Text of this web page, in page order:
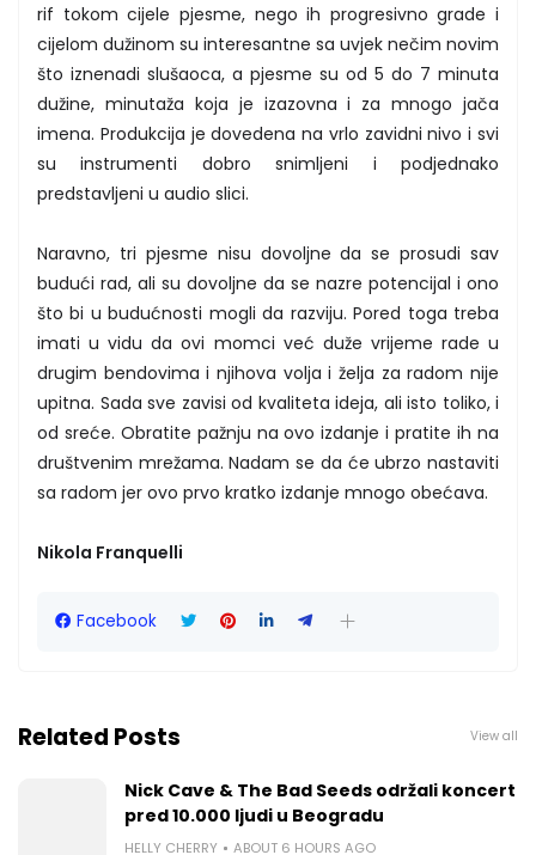
rif tokom cijele pjesme, nego ih progresivno grade i
cijelom dužinom su interesantne sa uvjek nečim novim
što iznenadi slušaoca, a pjesme su od 5 do 7 minuta
dužine, minutaža koja je izazovna i za mnogo jača
imena. Produkcija je dovedena na vrlo zavidni nivo i svi
su instrumenti dobro snimljeni i podjednako
predstavljeni u audio slici.
Naravno, tri pjesme nisu dovoljne da se prosudi sav
budući rad, ali su dovoljne da se nazre potencijal i ono
što bi u budućnosti mogli da razviju. Pored toga treba
imati u vidu da ovi momci već duže vrijeme rade u
drugim bendovima i njihova volja i želja za radom nije
upitna. Sada sve zavisi od kvaliteta ideja, ali isto toliko, i
od sreće. Obratite pažnju na ovo izdanje i pratite ih na
društvenim mrežama. Nadam se da će ubrzo nastaviti
sa radom jer ovo prvo kratko izdanje mnogo obećava.
Nikola Franquelli
Facebook
Related Posts View all
Nick Cave & The Bad Seeds održali koncert
pred 10.000 ljudi u Beogradu
HELLY CHERRY ABOUT 6 HOURS AGO